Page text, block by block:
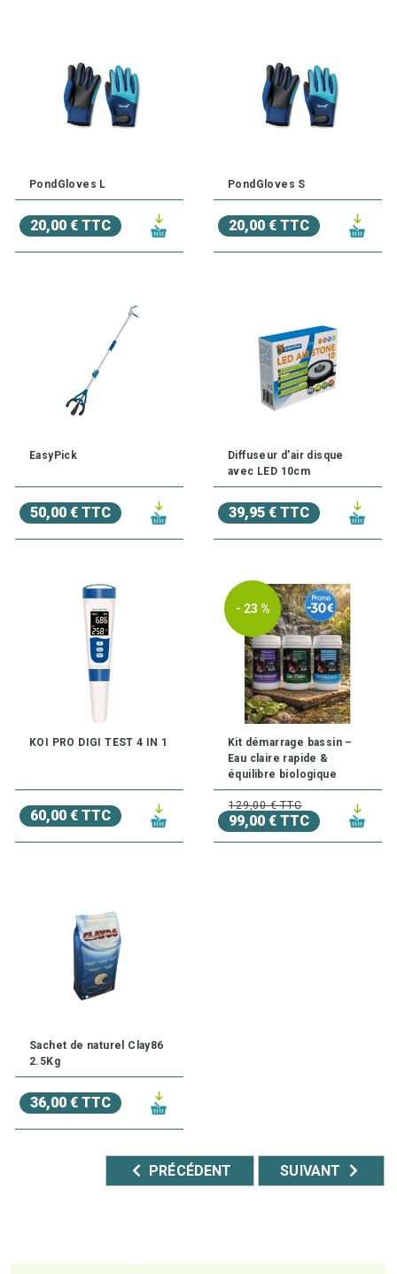
PondGloves L
20,00 € TTC
PondGloves S
20,00 € TTC
EasyPick
50,00 € TTC
Diffuseur d'air disque
avec LED 10cm
39,95 € TTC
KOI PRO DIGI TEST 4 IN 1
60,00 € TTC
- 23 %
Kit démarrage bassin –
Eau claire rapide &
équilibre biologique
129,00 € TTC
99,00 € TTC
Sachet de naturel Clay86
2.5Kg
36,00 € TTC
PRÉCÉDENT SUIVANT